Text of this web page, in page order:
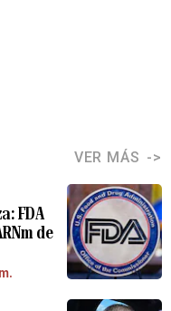
VER MÁS
FDA
de